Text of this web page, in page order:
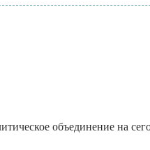
объединение на